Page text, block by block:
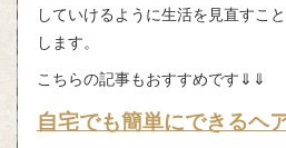
していけるように生活を見直すこ
します。
こちらの記事もおすすめです⇓⇓
自宅でも簡単にできるヘ